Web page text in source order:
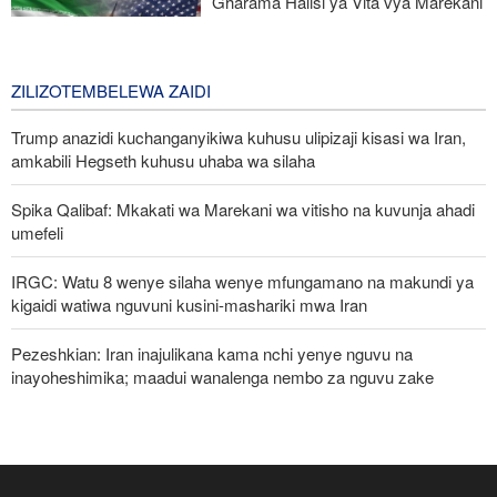
ZILIZOTEMBELEWA ZAIDI
Trump anazidi kuchanganyikiwa kuhusu ulipizaji kisasi wa Iran,
amkabili Hegseth kuhusu uhaba wa silaha
Spika Qalibaf: Mkakati wa Marekani wa vitisho na kuvunja ahadi
umefeli
IRGC: Watu 8 wenye silaha wenye mfungamano na makundi ya
kigaidi watiwa nguvuni kusini-mashariki mwa Iran
Pezeshkian: Iran inajulikana kama nchi yenye nguvu na
inayoheshimika; maadui wanalenga nembo za nguvu zake